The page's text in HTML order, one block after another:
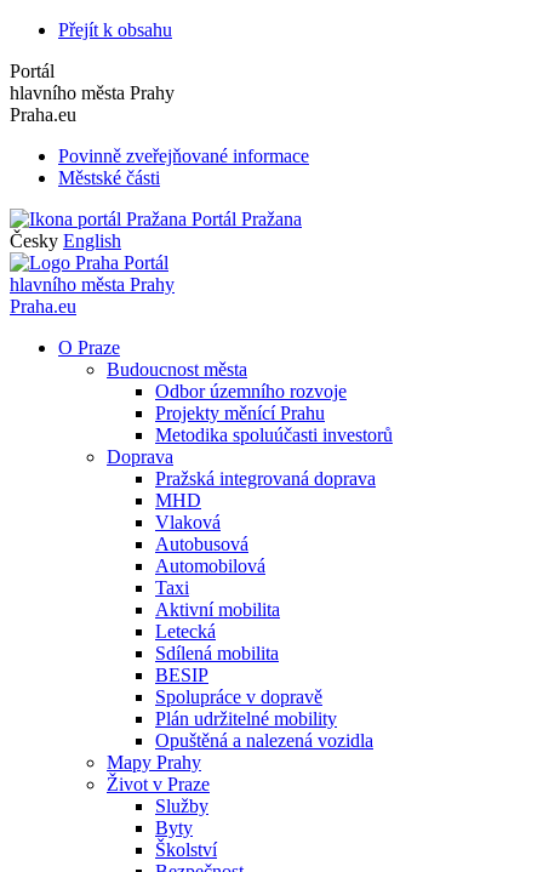
Přejít k obsahu
Portál
hlavního města Prahy
Praha.eu
Povinně zveřejňované informace
Městské části
Portál Pražana
Česky English
Portál
hlavního města Prahy
Praha.eu
O Praze
Budoucnost města
Odbor územního rozvoje
Projekty měnící Prahu
Metodika spoluúčasti investorů
Doprava
Pražská integrovaná doprava
MHD
Vlaková
Autobusová
Automobilová
Taxi
Aktivní mobilita
Letecká
Sdílená mobilita
BESIP
Spolupráce v dopravě
Plán udržitelné mobility
Opuštěná a nalezená vozidla
Mapy Prahy
Život v Praze
Služby
Byty
Školství